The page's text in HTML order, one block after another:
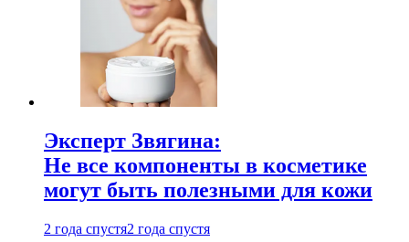
Эксперт Звягина:
Не все компоненты в косметике
могут быть полезными для кожи
2 года спустя2 года спустя